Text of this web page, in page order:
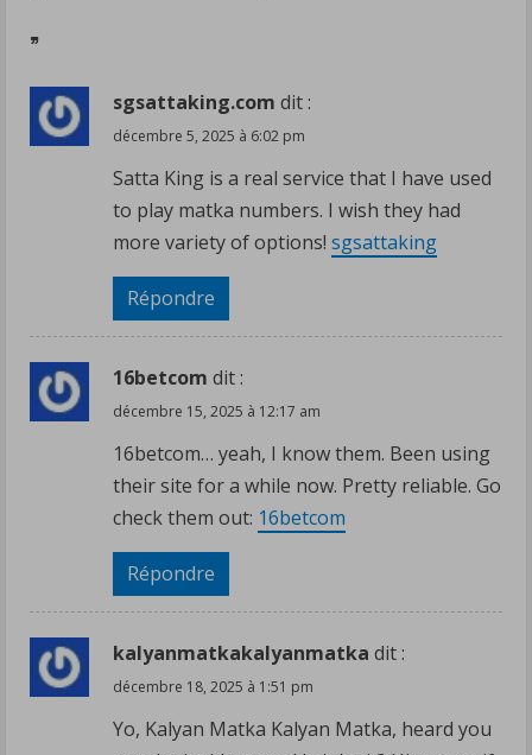
des
conséquences
pour
le
moins
voire
graves
Les
voitures
électriques
qui
étaient
branchées
aux
bornes
donc
”
sgsattaking.com dit :
décembre 5, 2025 à 6:02 pm
Satta King is a real service that I have used
to play matka numbers. I wish they had
more variety of options! sgsattaking
Répondre
16betcom dit :
décembre 15, 2025 à 12:17 am
16betcom… yeah, I know them. Been using
their site for a while now. Pretty reliable. Go
check them out: 16betcom
Répondre
kalyanmatkakalyanmatka dit :
décembre 18, 2025 à 1:51 pm
Yo, Kalyan Matka Kalyan Matka, heard you